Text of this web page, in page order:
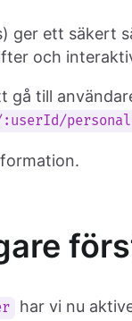
ger ett
och
gå till
:userId/
har vi nu